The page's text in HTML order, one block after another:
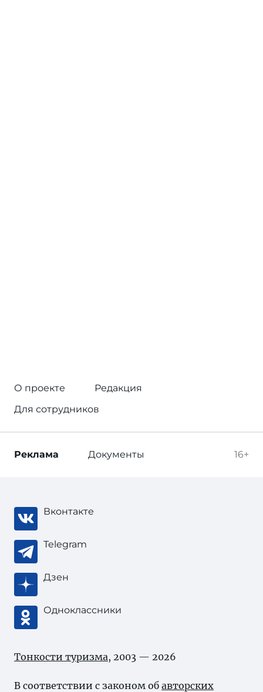
О проекте
Редакция
Для сотрудников
16+
Реклама Документы
Вконтакте
Telegram
Дзен
Одноклассники
Тонкости туризма, 2003 — 2026
В соответствии с законом об авторских